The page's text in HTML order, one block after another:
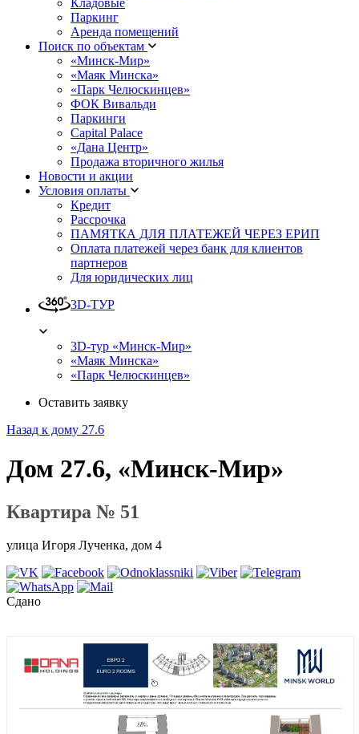
Паркинг
Аренда помещений
Поиск по объектам
«Минск-Мир»
«Маяк Минска»
«Парк Челюскинцев»
ФОК Вивальди
Паркинги
Capital Palace
«Дана Центр»
Продажа вторичного жилья
Новости и акции
Условия оплаты
Кредит
Рассрочка
ПАМЯТКА ДЛЯ ПЛАТЕЖЕЙ ЧЕРЕЗ ЕРИП
Оплата платежей через банк для клиентов
партнеров
Для юридических лиц
3D-ТУР
3D-тур «Минск-Мир»
«Маяк Минска»
«Парк Челюскинцев»
Оставить заявку
Назад к дому 27.6
Дом 27.6, «Минск-Мир»
Квартира № 51
улица Игоря Лученка, дом 4
Сдано